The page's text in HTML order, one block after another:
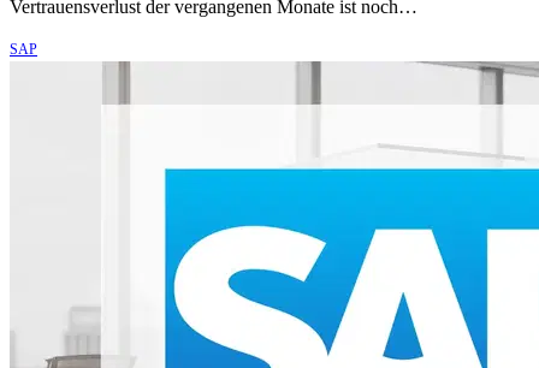
Vertrauensverlust der vergangenen Monate ist noch…
SAP